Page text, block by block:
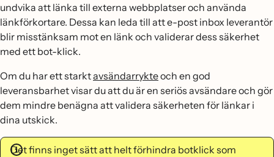
undvika att länka till externa webbplatser och använda
länkförkortare. Dessa kan leda till att e-post inbox leverantör
blir misstänksam mot en länk och validerar dess säkerhet
med ett bot-klick.
Om du har ett starktavsändarrykteoch en god
leveransbarhet visar du att du är en seriös avsändare och gör
dem mindre benägna att validera säkerheten för länkar i
dina utskick.
Det finns inget sätt att helt förhindra botklick som